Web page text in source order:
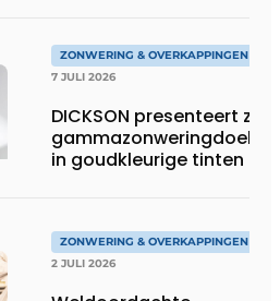
ZONWERING & OVERKAPPINGEN
7 JULI 2026
DICKSON presenteert zijn
gammazonweringdoeken
in goudkleurige tinten
ZONWERING & OVERKAPPINGEN
2 JULI 2026